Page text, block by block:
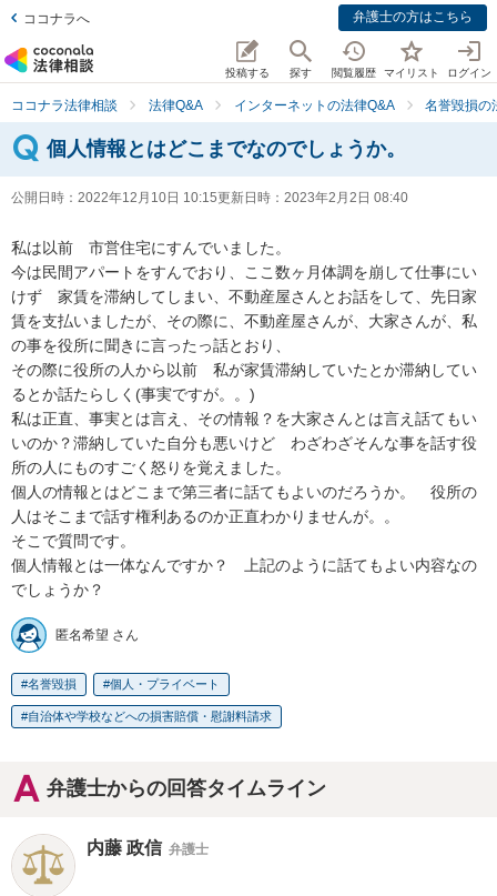
ココナラへ 弁護士の方はこちら
投稿する 探す 閲覧履歴 マイリスト ログイン
ココナラ法律相談 法律Q&A インターネットの法律Q&A 名誉毀損の
個人情報とはどこまでなのでしょうか。
公開日時： 2022年12月10日 10:15更新日時： 2023年2月2日 08:40
私は以前　市営住宅にすんでいました。
今は民間アパートをすんでおり、ここ数ヶ月体調を崩して仕事にい
けず　家賃を滞納してしまい、不動産屋さんとお話をして、先日家
賃を支払いましたが、その際に、不動産屋さんが、大家さんが、私
の事を役所に聞きに言ったっ話とおり、
その際に役所の人から以前　私が家賃滞納していたとか滞納してい
るとか話たらしく(事実ですが。。)
私は正直、事実とは言え、その情報？を大家さんとは言え話てもい
いのか？滞納していた自分も悪いけど　わざわざそんな事を話す役
所の人にものすごく怒りを覚えました。
個人の情報とはどこまで第三者に話てもよいのだろうか。　役所の
人はそこまで話す権利あるのか正直わかりませんが。。
そこで質問です。
個人情報とは一体なんですか？　上記のように話てもよい内容なの
でしょうか？
匿名希望 さん
名誉毀損 個人・プライベート
自治体や学校などへの損害賠償・慰謝料請求
弁護士からの回答タイムライン
内藤 政信 弁護士